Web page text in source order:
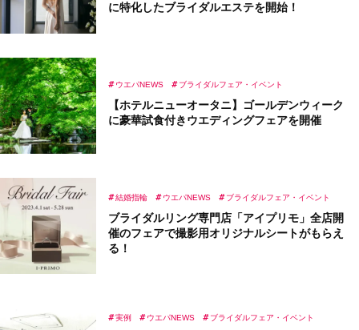
に特化したブライダルエステを開始！
【ホテルニューオータニ】ゴールデンウィーク
に豪華試食付きウエディングフェアを開催
ウエパNEWS ブライダルフェア・イベント
ブライダルリング専門店「アイプリモ」全店開
催のフェアで撮影用オリジナルシートがもらえ
る！
結婚指輪 ウエパNEWS ブライダルフェア・イベント
実例 ウエパNEWS ブライダルフェア・イベント